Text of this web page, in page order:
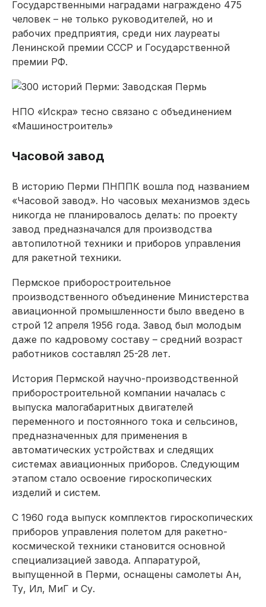
Государственными наградами награждено 475
человек – не только руководителей, но и
рабочих предприятия, среди них лауреаты
Ленинской премии СССР и Государственной
премии РФ.
НПО «Искра» тесно связано с объединением
«Машиностроитель»
Часовой завод
В историю Перми ПНППК вошла под названием
«Часовой завод». Но часовых механизмов здесь
никогда не планировалось делать: по проекту
завод предназначался для производства
автопилотной техники и приборов управления
для ракетной техники.
Пермское приборостроительное
производственного объединение Министерства
авиационной промышленности было введено в
строй 12 апреля 1956 года. Завод был молодым
даже по кадровому составу – средний возраст
работников составлял 25-28 лет.
История Пермской научно-производственной
приборостроительной компании началась с
выпуска малогабаритных двигателей
переменного и постоянного тока и сельсинов,
предназначенных для применения в
автоматических устройствах и следящих
системах авиационных приборов. Следующим
этапом стало освоение гироскопических
изделий и систем.
С 1960 года выпуск комплектов гироскопических
приборов управления полетом для ракетно-
космической техники становится основной
специализацией завода. Аппаратурой,
выпущенной в Перми, оснащены самолеты Ан,
Ту, Ил, МиГ и Су.